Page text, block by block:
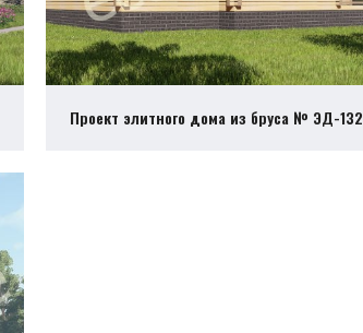
Проект элитного дома из бруса № ЭД-132